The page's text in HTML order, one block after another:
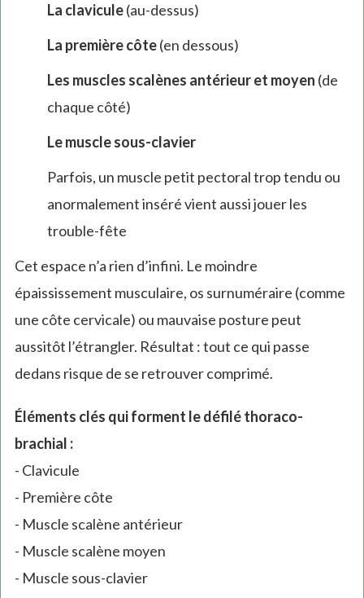
La clavicule(au-dessus)
La première côte(en dessous)
Les muscles scalènes antérieur et moyen (de
chaque côté)
Le muscle sous-clavier
Parfois, un muscle petit pectoral trop tendu ou
anormalement inséré vient aussi jouer les
trouble-fête
Cet espace n’a rien d’infini. Le moindre
épaississement musculaire, os surnuméraire (comme
une côte cervicale) ou mauvaise posture peut
aussitôt l’étrangler. Résultat : tout ce qui passe
dedans risque de se retrouver comprimé.
Éléments clés qui forment le défilé thoraco-
brachial :
- Clavicule
- Première côte
- Muscle scalène antérieur
- Muscle scalène moyen
- Muscle sous-clavier